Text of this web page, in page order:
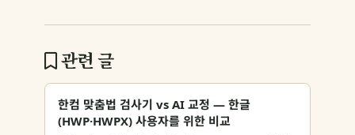
관련 글
한컴 맞춤법 검사기 vs AI 교정 — 한글
(HWP·HWPX) 사용자를 위한 비교